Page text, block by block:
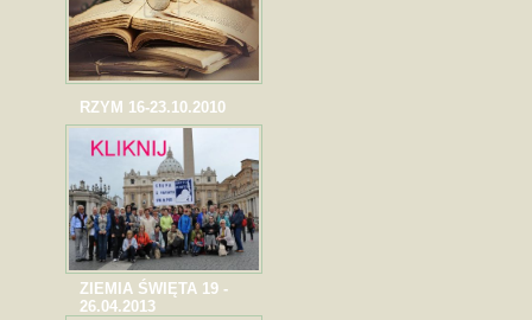
RZYM 16-23.10.2010
ZIEMIA ŚWIĘTA 19 -
26.04.2013